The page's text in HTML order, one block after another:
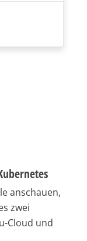
anschauen,
zwei
Cloud und